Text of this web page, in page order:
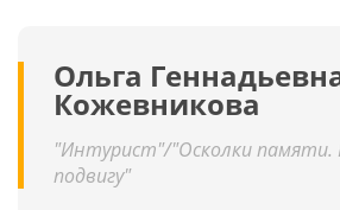
Ольга
Кожевникова
"Интурист"/"Осколки памяти.
подвигу"